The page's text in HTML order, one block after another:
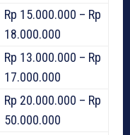
Rp 15.000.000 – Rp
18.000.000
Rp 13.000.000 – Rp
17.000.000
Rp 20.000.000 – Rp
50.000.000